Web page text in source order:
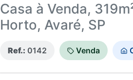
Casa à Venda,
Horto, Avaré, SP
Ref.: 0142 Venda